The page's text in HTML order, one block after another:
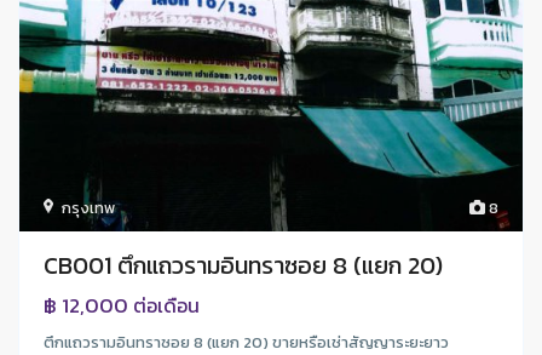
8
กรุงเทพ
CB001 ตึกแถวรามอินทราซอย 8 (แยก 20)
฿ 12,000 ต่อเดือน
ตึกแถวรามอินทราซอย 8 (แยก 20) ขายหรือเช่าสัญญาระยะยาว